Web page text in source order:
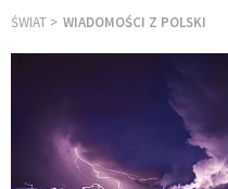
ŚWIAT WIADOMOŚCI Z POLSKI